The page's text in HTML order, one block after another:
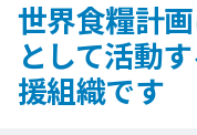
世界食糧計
として活動
援組織です